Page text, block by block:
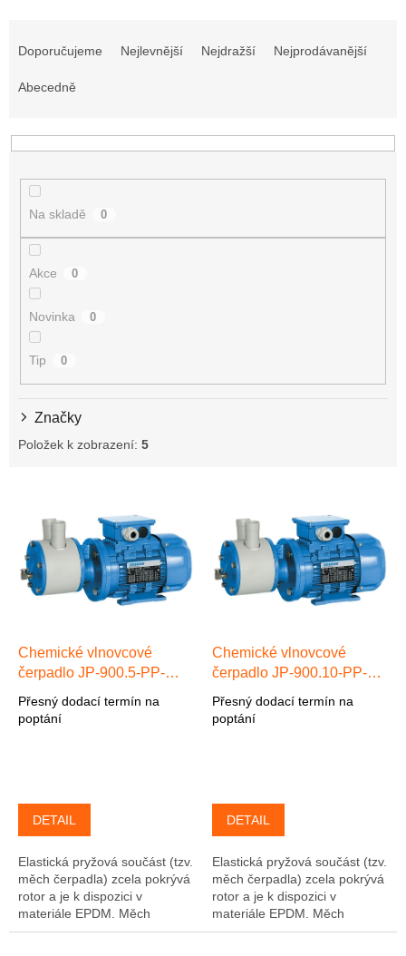
p
Doporučujeme Nejlevnější Nejdražší Nejprodávanější
Abecedně
Na skladě 0
Akce 0
Novinka 0
Tip 0
Značky
Položek k zobrazení: 5
Chemické vlnovcové
čerpadlo JP-900.5-PP-
24 m, 3-f 0,25kW
Přesný dodací termín na
poptání
DETAIL
Elastická pryžová součást (tzv.
měch čerpadla) zcela pokrývá
rotor a je k dispozici v
materiále EPDM. Měch
čerpadla je současně pevně
Chemické vlnovcové
čerpadlo JP-900.10-PP-
24 m, 3-f 0,25kW
Přesný dodací termín na
poptání
DETAIL
Elastická pryžová součást (tzv.
měch čerpadla) zcela pokrývá
rotor a je k dispozici v
materiále EPDM. Měch
čerpadla je současně pevně